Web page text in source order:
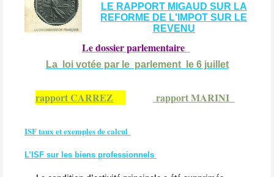
LE RAPPORT MIGAUD SUR LA
REFORME DE L'IMPOT SUR LE
REVENU
Le dossier parlementaire
La loi votée par le parlement le 6juillet
rapport CARREZ rapport MARINI
ISF taux et exemples de calcul
L’ISF sur les biens professionnels